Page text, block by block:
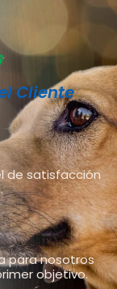
Cliente
de satisfacción
para nosotros
objetivo.